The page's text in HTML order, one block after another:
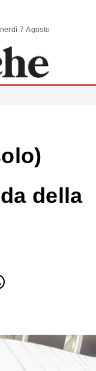
| COMMENTI | SCENARI - venerdì 7 Agosto 2026
della